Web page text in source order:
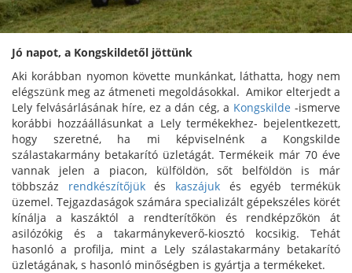
Jó napot, a Kongskildetől jöttünk
Aki korábban nyomon követte munkánkat, láthatta, hogy nem
elégszünk meg az átmeneti megoldásokkal. Amikor elterjedt a
Lely felvásárlásának híre, ez a dán cég, a Kongskilde -ismerve
korábbi hozzáállásunkat a Lely termékekhez- bejelentkezett,
hogy szeretné, ha mi képviselnénk a Kongskilde
szálastakarmány betakarító üzletágát. Termékeik már 70 éve
vannak jelen a piacon, külföldön, sőt belföldön is már
többszáz rendkészítőjükés kaszájuk és egyéb termékük
üzemel. Tejgazdaságok számára specializált gépekszéles körét
kínálja a kaszáktól a rendterítőkön és rendképzőkön át
asilózókig és a takarmánykeverő-kiosztó kocsikig. Tehát
hasonló a profilja, mint a Lely szálastakarmány betakarító
üzletágának, s hasonló minőségben is gyártja a termékeket.